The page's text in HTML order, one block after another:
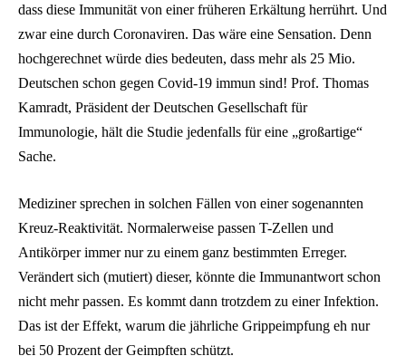
dass diese Immunität von einer früheren Erkältung herrührt. Und
zwar eine durch Coronaviren. Das wäre eine Sensation. Denn
hochgerechnet würde dies bedeuten, dass mehr als 25 Mio.
Deutschen schon gegen Covid-19 immun sind! Prof. Thomas
Kamradt, Präsident der Deutschen Gesellschaft für
Immunologie, hält die Studie jedenfalls für eine „großartige“
Sache.
Mediziner sprechen in solchen Fällen von einer sogenannten
Kreuz-Reaktivität. Normalerweise passen T-Zellen und
Antikörper immer nur zu einem ganz bestimmten Erreger.
Verändert sich (mutiert) dieser, könnte die Immunantwort schon
nicht mehr passen. Es kommt dann trotzdem zu einer Infektion.
Das ist der Effekt, warum die jährliche Grippeimpfung eh nur
bei 50 Prozent der Geimpften schützt.